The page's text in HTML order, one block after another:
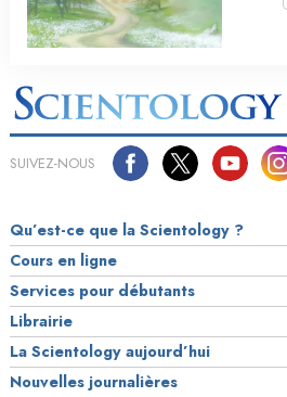
SUIVEZ-NOUS
Qu’est-ce que la Scientology ?
Cours en ligne
Services pour débutants
Librairie
La Scientology aujourd’hui
Nouvelles journalières